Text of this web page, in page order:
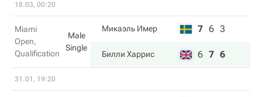
18.03, 00:20
Miami
Open,
Qualification
Male
Single
Микаэль Имер 7 6 3
Билли Харрис 6 7 6
31.01, 19:20